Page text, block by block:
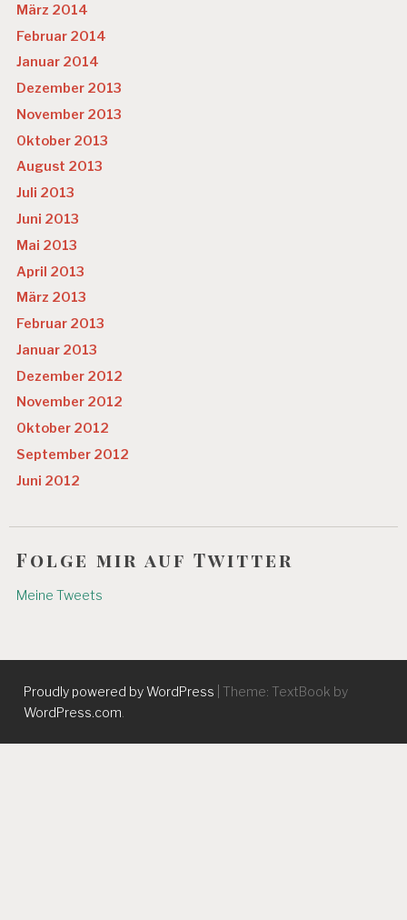
März 2014
Februar 2014
Januar 2014
Dezember 2013
November 2013
Oktober 2013
August 2013
Juli 2013
Juni 2013
Mai 2013
April 2013
März 2013
Februar 2013
Januar 2013
Dezember 2012
November 2012
Oktober 2012
September 2012
Juni 2012
Folge mir auf Twitter
Meine Tweets
Proudly powered by WordPress
Theme: TextBook by
WordPress.com.